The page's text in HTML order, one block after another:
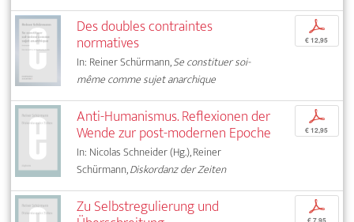
Des doubles contraintes
normatives
In: Reiner Schürmann,Se constituer soi-
même comme sujet anarchique
p
€ 12,95
Anti-Humanismus. Reflexionen der
Wende zur post-modernen Epoche
In: Nicolas Schneider (Hg.), Reiner
Schürmann,Diskordanz der Zeiten
p
€ 12,95
Zu Selbstregulierung und p